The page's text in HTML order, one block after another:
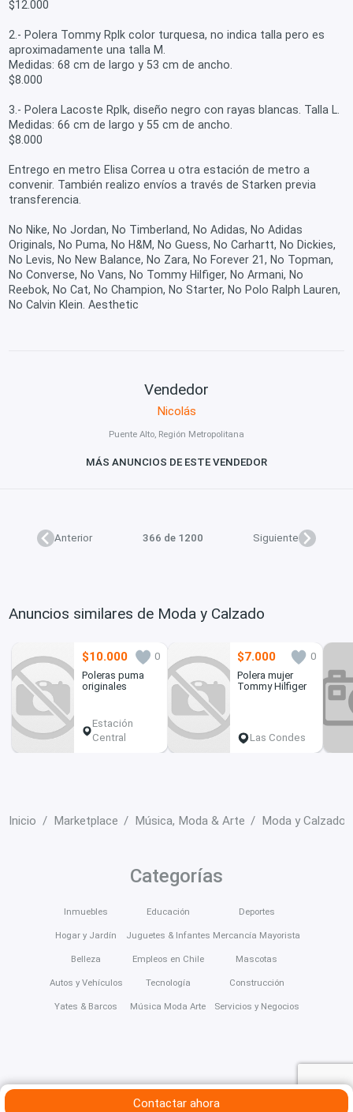
$12.000
2.- Polera Tommy Rplk color turquesa, no indica talla pero es
aproximadamente una talla M.
Medidas: 68 cm de largo y 53 cm de ancho.
$8.000
3.- Polera Lacoste Rplk, diseño negro con rayas blancas. Talla L.
Medidas: 66 cm de largo y 55 cm de ancho.
$8.000
Entrego en metro Elisa Correa u otra estación de metro a
convenir. También realizo envíos a través de Starken previa
transferencia.
No Nike, No Jordan, No Timberland, No Adidas, No Adidas
Originals, No Puma, No H&M, No Guess, No Carhartt, No Dickies,
No Levis, No New Balance, No Zara, No Forever 21, No Topman,
No Converse, No Vans, No Tommy Hilfiger, No Armani, No
Reebok, No Cat, No Champion, No Starter, No Polo Ralph Lauren,
No Calvin Klein. Aesthetic
Vendedor
Nicolás
Puente Alto, Región Metropolitana
MÁS ANUNCIOS DE ESTE VENDEDOR
Anterior 366 de 1200 Siguiente
Anuncios similares de Moda y Calzado
$10.000
0
Poleras puma
originales
Estación
Central
$7.000
0
Polera mujer
Tommy Hilfiger
Las Condes
Inicio Marketplace Música, Moda & Arte Moda y Calzado
Contactar ahora
Categorías
Inmuebles
Hogar y Jardín
Belleza
Autos y Vehículos
Yates & Barcos
Educación
Juguetes & Infantes
Empleos en Chile
Tecnología
Música Moda Arte
Deportes
Mercancía Mayorista
Mascotas
Construcción
Servicios y Negocios